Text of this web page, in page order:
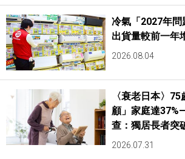
冷氣「2027年問
出貨量較前一年
2026.08.04
〈衰老日本〉
顧」家庭達
查：獨居長者突
2026.07.31